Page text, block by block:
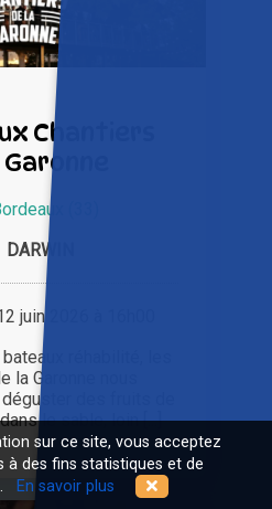
Chantiers
(33)
DARWIN
juin 2026 à 16h00
réhabilité, les
la Garonne nous
des fruits de
le sable, loin [...]
sur ce site, vous acceptez
à des fins statistiques et de
En savoir plus